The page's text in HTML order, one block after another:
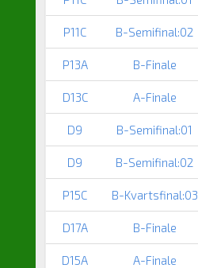
P11C B-Semifinal:02
P13A B-Finale
D13C A-Finale
D9 B-Semifinal:01
D9 B-Semifinal:02
P15C B-Kvartsfinal:03
D17A B-Finale
D15A A-Finale